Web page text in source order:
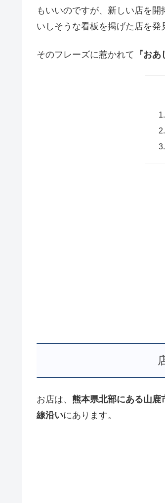
もいいのですが、新しい店を開
いしそうな看板を掲げた店を発
そのフレーズに惹かれて 『おあ
お店は、 熊本県北部にある山
線沿いにあります。